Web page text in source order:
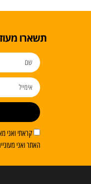
תשארו
קראתי ואני
האתר ואני